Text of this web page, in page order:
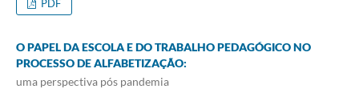
PDF
O PAPEL DA ESCOLA E DO TRABALHO PEDAGÓGICO NO
PROCESSO DE ALFABETIZAÇÃO:
uma perspectiva pós pandemia